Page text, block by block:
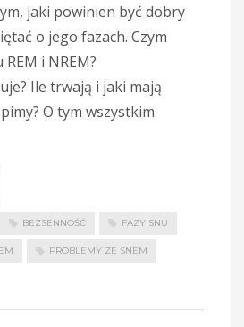
jaki powinien być dobry
o jego fazach. Czym
i NREM?
Ile trwają i jaki mają
O tym wszystkim
BEZSENNOŚĆ FAZY SNU
PROBLEMY ZE SNEM